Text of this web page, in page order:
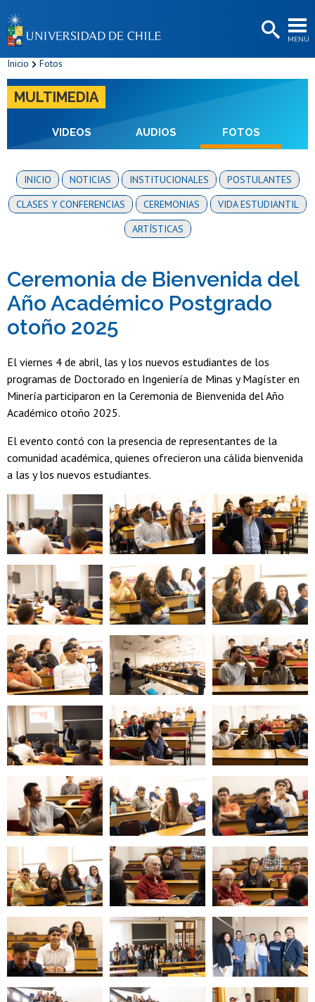
MENÚ
BIBLIOTECAS
Estudiantes
Funcionarias/os
Egresadas/os
Inicio Fotos
MULTIMEDIA
VIDEOS AUDIOS FOTOS
INICIO NOTICIAS INSTITUCIONALES
POSTULANTES
CLASES Y CONFERENCIAS
CEREMONIAS
VIDA ESTUDIANTIL
ARTÍSTICAS
Ceremonia de Bienvenida del
Año Académico Postgrado
otoño 2025
El viernes 4 de abril, las y los nuevos estudiantes de los
programas de Doctorado en Ingeniería de Minas y Magíster en
Minería participaron en la Ceremonia de Bienvenida del Año
Académico otoño 2025.
El evento contó con la presencia de representantes de la
comunidad académica, quienes ofrecieron una cálida bienvenida
a las y los nuevos estudiantes.
Zoom
Zoom Zoom
Zoom Zoom Zoom
Zoom Zoom Zoom
Zoom Zoom
Zoom Zoom
Zoom
Zoom Zoom
Zoom Zoom Zoom